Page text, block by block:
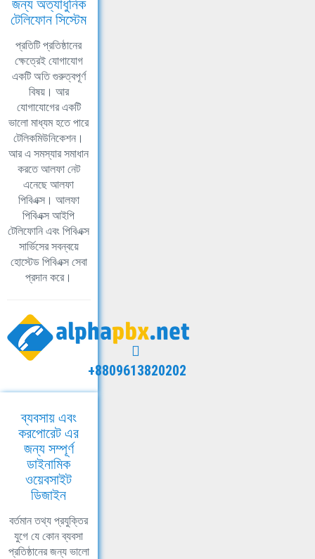
জন্য অত্যাধুনিক
টেলিফোন সিস্টেম
প্রতিটি প্রতিষ্ঠানের
ক্ষেত্রেই যোগাযোগ
একটি অতি গুরুত্বপূর্ণ
বিষয়। আর
যোগাযোগের একটি
ভালো মাধ্যম হতে পারে
টেলিকমিউনিকেশন।
আর এ সমস্যার সমাধান
করতে আলফা নেট
এনেছে আলফা
পিবিএক্স। আলফা
পিবিএক্স আইপি
টেলিফোনি এবং পিবিএক্স
সার্ভিসের সবন্বয়ে
হোস্টেড পিবিএক্স সেবা
প্রদান করে।
+8809613820202
ব্যবসায় এবং
করপোরেট এর
জন্য সম্পূর্ণ
ডাইনামিক
ওয়েবসাইট
ডিজাইন
বর্তমান তথ্য প্রযুক্তির
যুগে যে কোন ব্যবসা
প্রতিষ্ঠানের জন্য ভালো